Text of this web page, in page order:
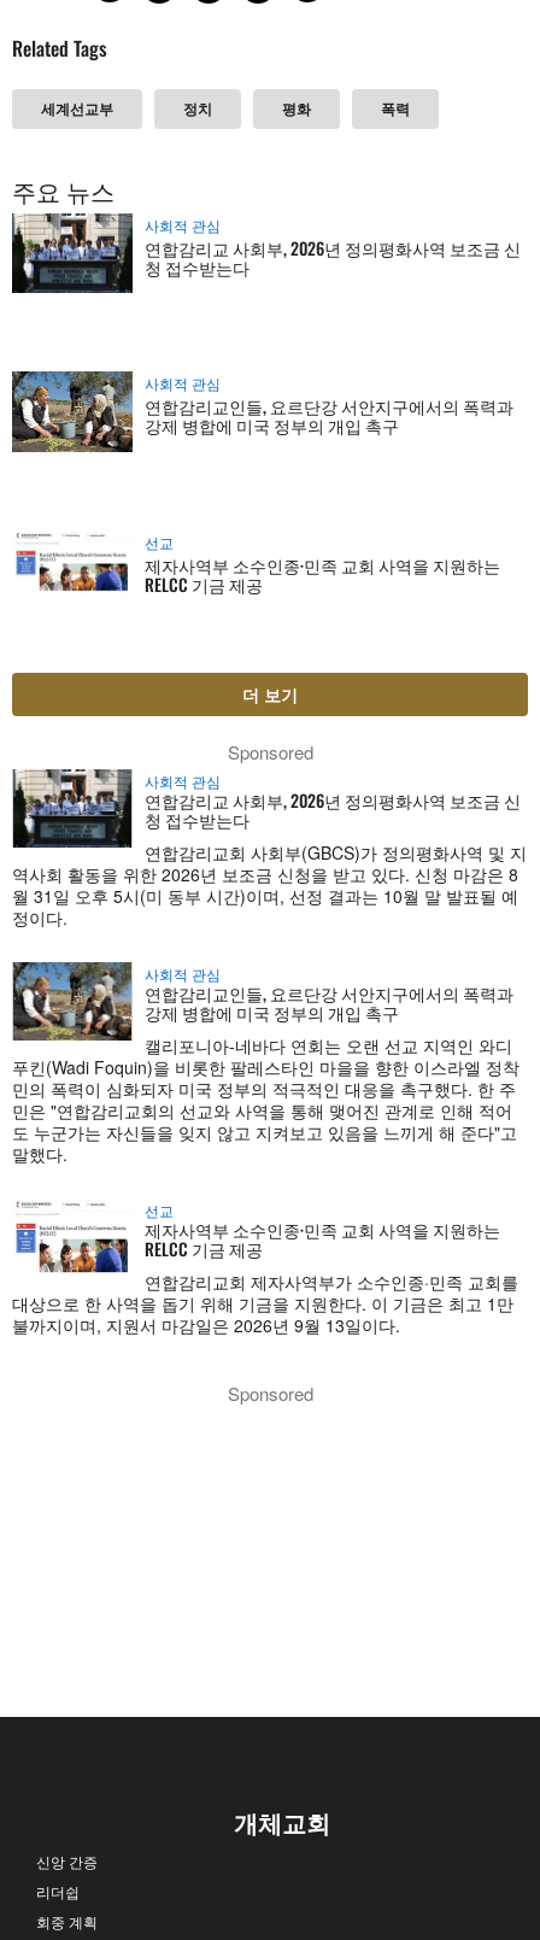
Related Tags
세계선교부 정치 평화 폭력
주요 뉴스
사회적 관심
연합감리교 사회부, 2026년 정의평화사역 보조금 신
청 접수받는다
사회적 관심
연합감리교인들, 요르단강 서안지구에서의 폭력과
강제 병합에 미국 정부의 개입 촉구
선교
제자사역부 소수인종·민족 교회 사역을 지원하는
RELCC 기금 제공
더 보기
Sponsored
사회적 관심
연합감리교 사회부, 2026년 정의평화사역 보조금 신
청 접수받는다
연합감리교회 사회부(GBCS)가 정의평화사역 및 지
역사회 활동을 위한 2026년 보조금 신청을 받고 있다. 신청 마감은 8
월 31일 오후 5시(미 동부 시간)이며, 선정 결과는 10월 말 발표될 예
정이다.
사회적 관심
연합감리교인들, 요르단강 서안지구에서의 폭력과
강제 병합에 미국 정부의 개입 촉구
캘리포니아-네바다 연회는 오랜 선교 지역인 와디
푸킨(Wadi Foquin)을 비롯한 팔레스타인 마을을 향한 이스라엘 정착
민의 폭력이 심화되자 미국 정부의 적극적인 대응을 촉구했다. 한 주
민은 "연합감리교회의 선교와 사역을 통해 맺어진 관계로 인해 적어
도 누군가는 자신들을 잊지 않고 지켜보고 있음을 느끼게 해 준다"고
말했다.
선교
제자사역부 소수인종·민족 교회 사역을 지원하는
RELCC 기금 제공
연합감리교회 제자사역부가 소수인종·민족 교회를
대상으로 한 사역을 돕기 위해 기금을 지원한다. 이 기금은 최고 1만
불까지이며, 지원서 마감일은 2026년 9월 13일이다.
Sponsored
개체교회
신앙 간증
리더쉽
회중 계획